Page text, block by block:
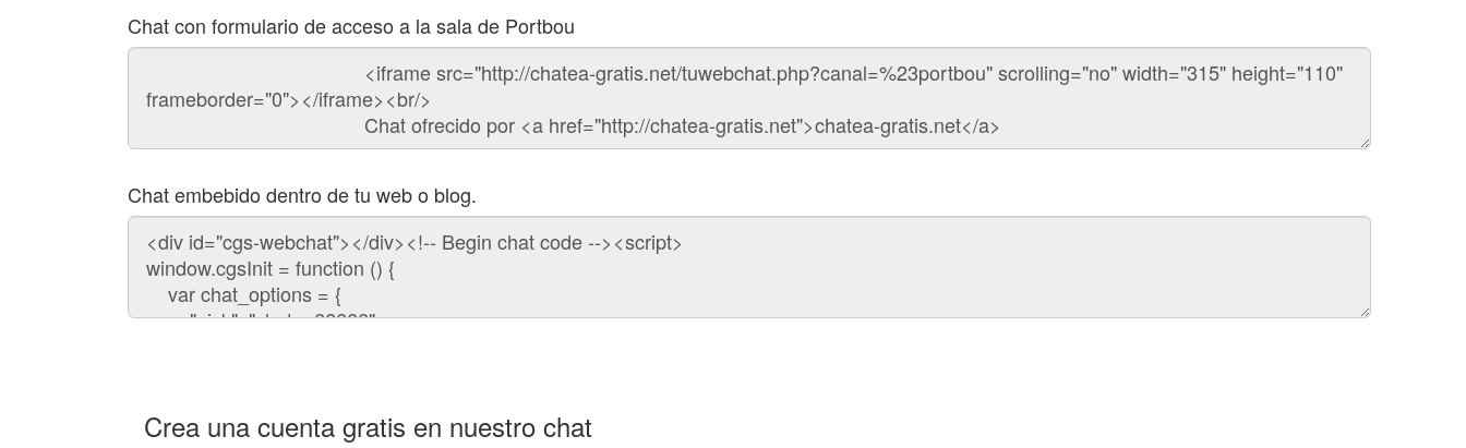
Chat con formulario de acceso a la sala de Portbou
Código
chat
Chat embebido dentro de tu web o blog.
Código
para
embeber
chat
Crea una cuenta gratis en nuestro chat